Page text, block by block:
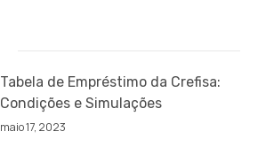
Tabela de Empréstimo da Crefisa:
Condições e Simulações
maio 17, 2023